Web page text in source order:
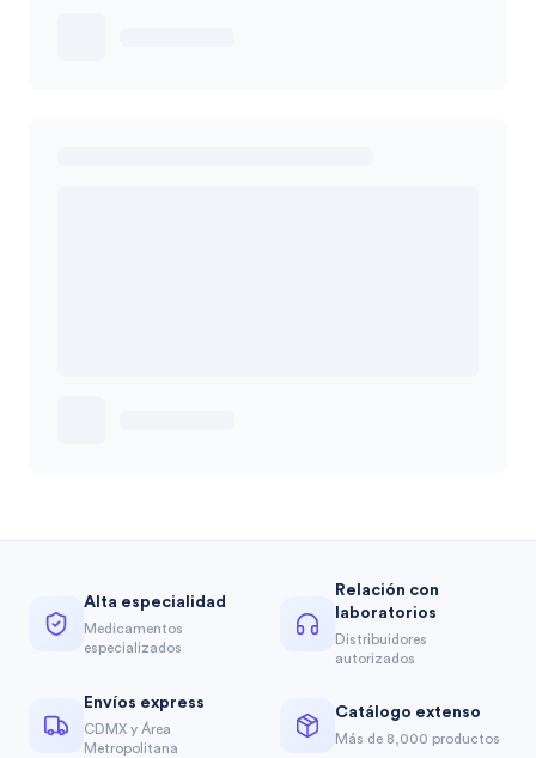
Alta especialidad
Medicamentos
especializados
Relación con
laboratorios
Distribuidores
autorizados
Envíos express
CDMX y Área
Metropolitana
Catálogo extenso
Más de 8,000 productos